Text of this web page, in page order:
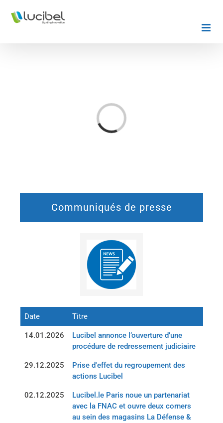
Chargement…
Communiqués de presse
Date Titre
14.01.2026
Lucibel annonce l’ouverture d’une
procédure de redressement judiciaire
29.12.2025
Prise d'effet du regroupement des
actions Lucibel
02.12.2025
Lucibel.le Paris noue un partenariat
avec la FNAC et ouvre deux corners
au sein des magasins La Défense &